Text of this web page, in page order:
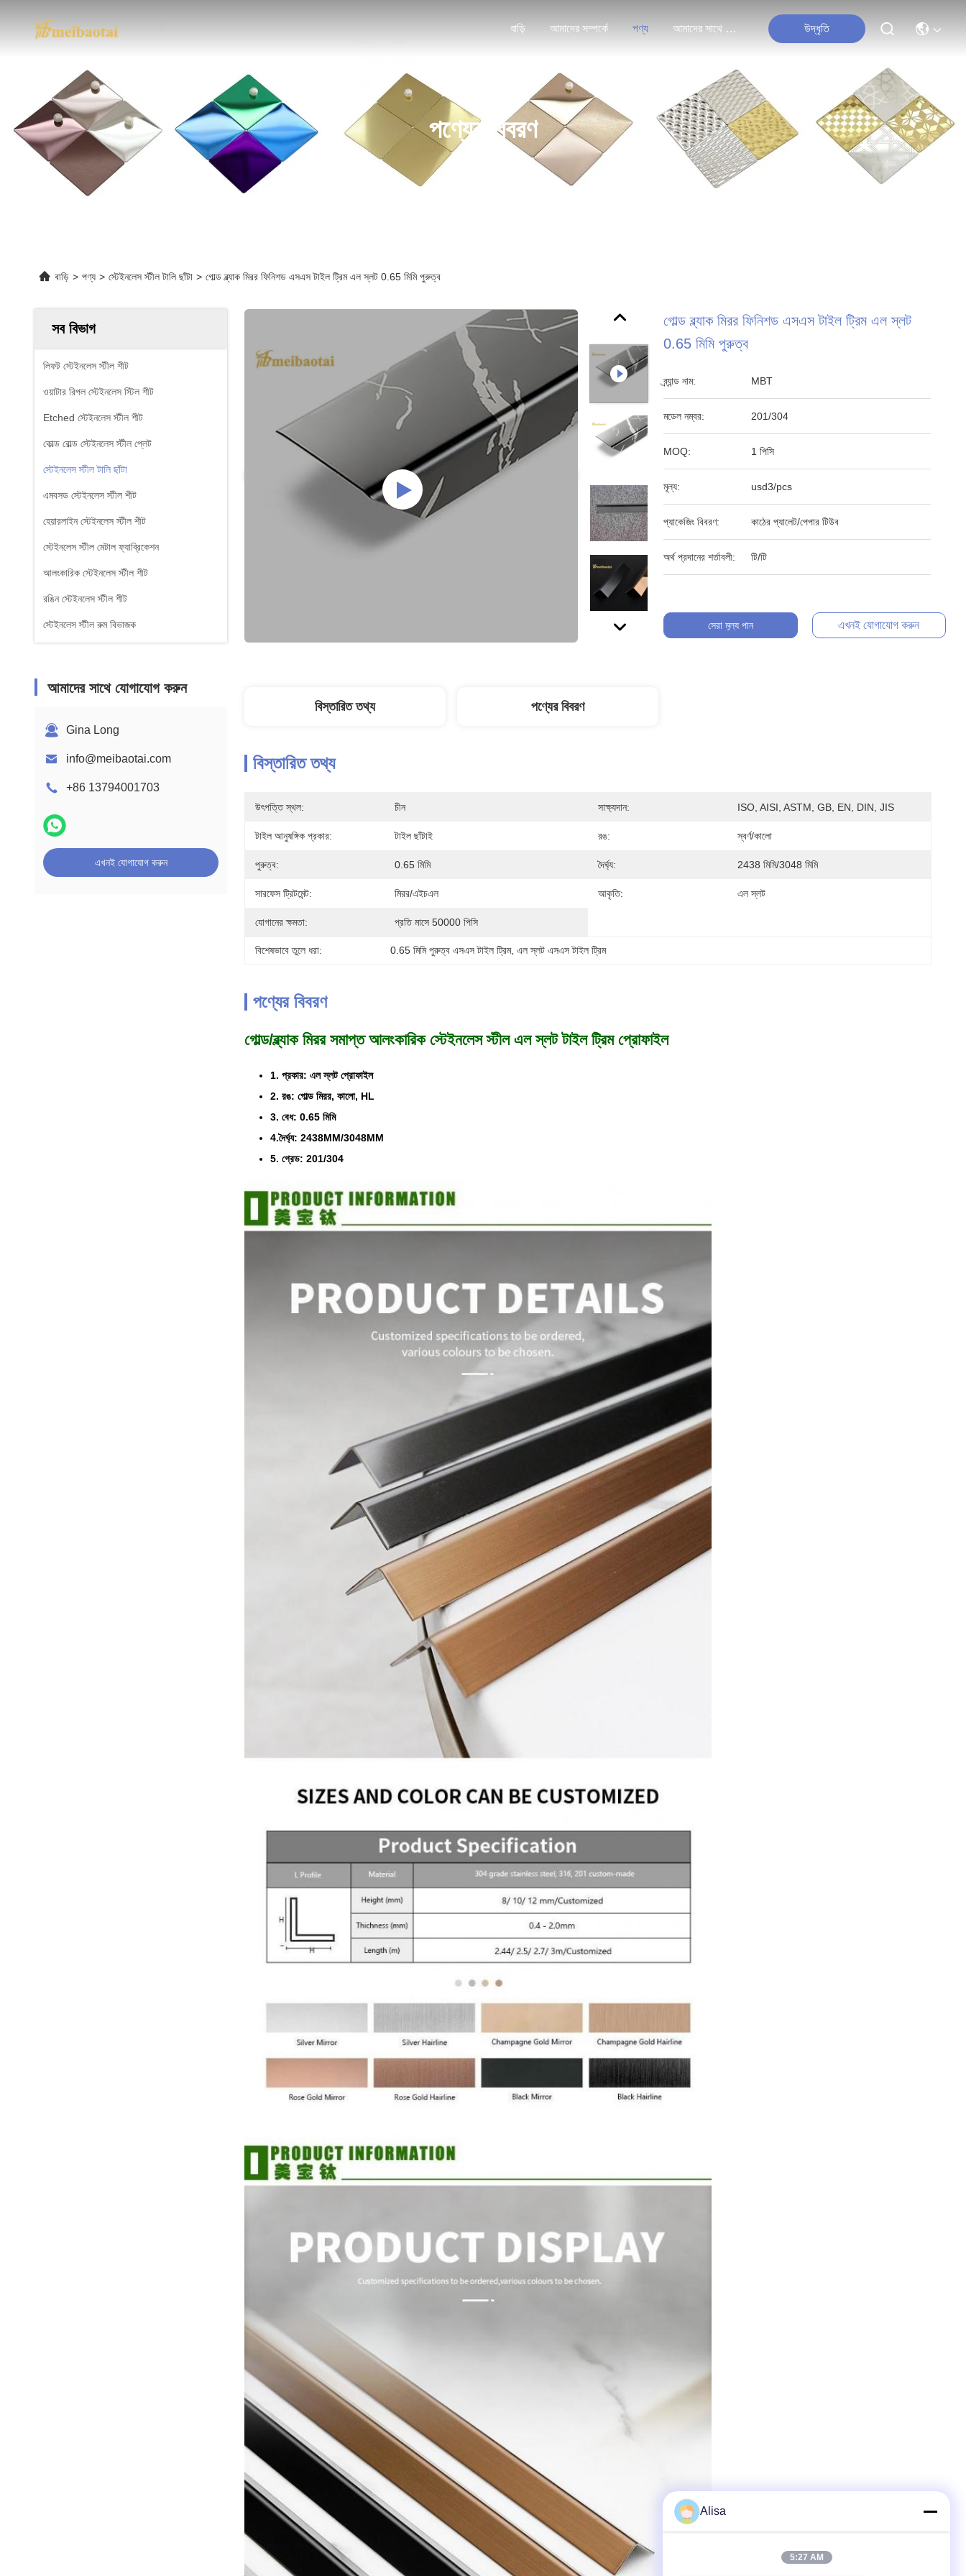
বাড়ি আমাদের সম্পর্কে পণ্য আমাদের সাথে যোগাযোগ করুন উদ্ধৃতি
পণ্যের বিবরণ
বাড়ি > পণ্য > স্টেইনলেস স্টীল টালি ছাঁটা > গোল্ড ব্ল্যাক মিরর ফিনিশড এসএস টাইল ট্রিম এল স্লট 0.65 মিমি পুরুত্ব
সব বিভাগ
লিফট স্টেইনলেস স্টীল শীট
ওয়াটার রিপল স্টেইনলেস স্টিল শীট
Etched স্টেইনলেস স্টীল শীট
কোল্ড রোল্ড স্টেইনলেস স্টীল প্লেট
স্টেইনলেস স্টীল টালি ছাঁটা
এমবসড স্টেইনলেস স্টীল শীট
হেয়ারলাইন স্টেইনলেস স্টীল শীট
স্টেইনলেস স্টীল মেটাল ফ্যাব্রিকেশন
আলংকারিক স্টেইনলেস স্টীল শীট
রঙিন স্টেইনলেস স্টীল শীট
স্টেইনলেস স্টীল রুম বিভাজক
আমাদের সাথে যোগাযোগ করুন
Gina Long
info@meibaotai.com
+86 13794001703
এখনই যোগাযোগ করুন
গোল্ড ব্ল্যাক মিরর ফিনিশড এসএস টাইল ট্রিম এল স্লট
0.65 মিমি পুরুত্ব
ব্র্যান্ড নাম: MBT
মডেল নম্বর: 201/304
MOQ: 1 পিসি
মূল্য: usd3/pcs
প্যাকেজিং বিবরণ: কাঠের প্যালেট/পেপার টিউব
অর্থ প্রদানের শর্তাবলী: টি/টি
সেরা মূল্য পান এখনই যোগাযোগ করুন
বিস্তারিত তথ্য পণ্যের বিবরণ
বিস্তারিত তথ্য
উৎপত্তি স্থল: চীন সাক্ষ্যদান: ISO, AISI, ASTM, GB, EN, DIN, JIS
টাইল আনুষঙ্গিক প্রকার: টাইল ছাঁটাই রঙ: স্বর্ণ/কালো
পুরুত্ব: 0.65 মিমি দৈর্ঘ্য: 2438 মিমি/3048 মিমি
সারফেস ট্রিটমেন্ট: মিরর/এইচএল আকৃতি: এল স্লট
যোগানের ক্ষমতা: প্রতি মাসে 50000 পিসি
বিশেষভাবে তুলে ধরা: 0.65 মিমি পুরুত্ব এসএস টাইল ট্রিম, এল স্লট এসএস টাইল ট্রিম
পণ্যের বিবরণ
গোল্ড/ব্ল্যাক মিরর সমাপ্ত আলংকারিক স্টেইনলেস স্টীল এল স্লট টাইল ট্রিম প্রোফাইল
1. প্রকার: এল স্লট প্রোফাইল
2. রঙ: গোল্ড মিরর, কালো, HL
3. বেধ: 0.65 মিমি
4.দৈর্ঘ্য: 2438MM/3048MM
5. গ্রেড: 201/304
Alisa
5:27 AM